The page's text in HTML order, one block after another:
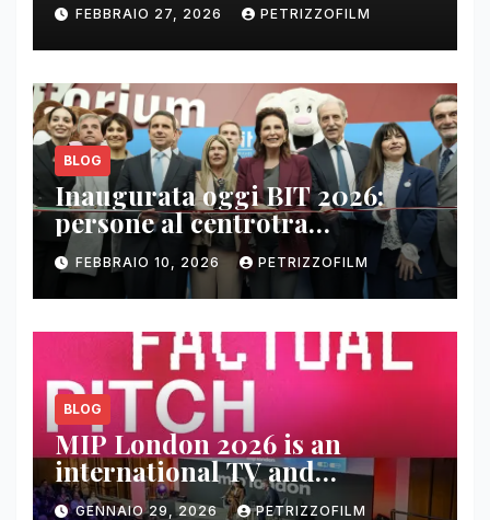
FEBBRAIO 27, 2026 PETRIZZOFILM
BLOG
Inaugurata oggi BIT 2026:
persone al centrotra
contenuti, relazioni e business
FEBBRAIO 10, 2026 PETRIZZOFILM
BLOG
MIP London 2026 is an
international TV and
streaming content market
GENNAIO 29, 2026 PETRIZZOFILM